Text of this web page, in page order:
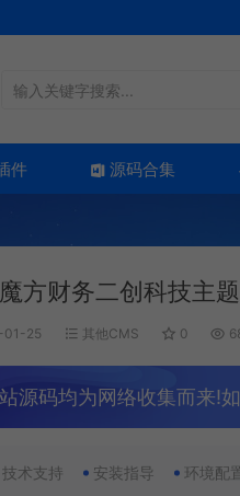
件 源码合集
魔方财务二创科技主题
01-25 其他CMS 0
站源码均为网络收集而来!
技术支持 安装指导 环境配